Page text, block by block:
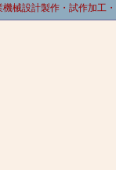
機械設計製作・試作加工